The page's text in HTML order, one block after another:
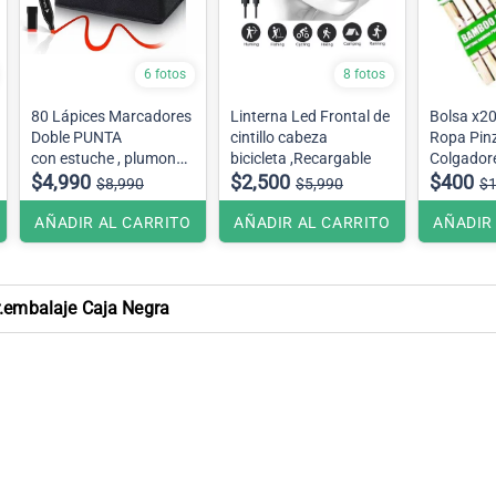
6 fotos
80 Lápices Marcadores
Doble PUNTA
con estuche , plumones
artísticos.
$4,990 $8,990
AÑADIR AL CARRITO
8 fotos
Linterna Led Frontal de
cintillo cabeza
bicicleta ,Recargable
$2,500 $5,990
AÑADIR AL CARRITO
Bolsa x20 Perros ,Para
Ropa
$400
AÑADIR
Caja Negra